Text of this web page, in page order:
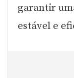
garantir
estável e